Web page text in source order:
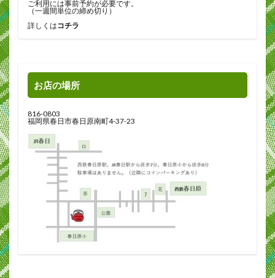
ご利用には事前予約が必要です。
（一週間単位の締め切り）
詳しくはコチラ
お店の場所
816-0803
福岡県春日市春日原南町4-37-23